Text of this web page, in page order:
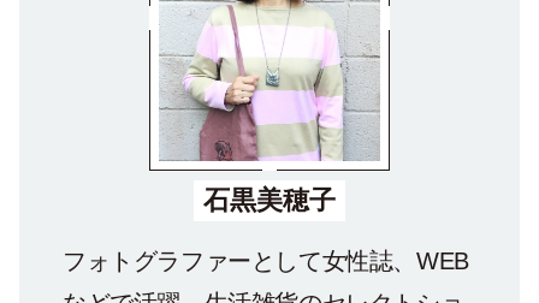
石黒美穂子
フォトグラファーとして女性誌、WEB